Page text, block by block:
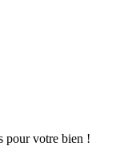
pour votre bien !